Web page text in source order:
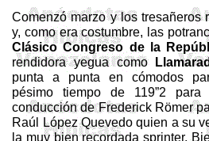
Comenzó marzo ylos tresañeros
y, como era costumbre, las
Clásico Congreso de la
rendidora yegua como
punta a punta en cómodos
pésimo tiempo de 119”2 para
conducción deFrederick Römer
Raúl López Quevedo quien a su
la muy bien recordada sprinter.